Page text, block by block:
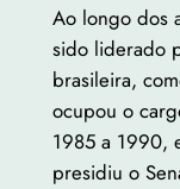
Ao longo dos
sido liderado
brasileira,
ocupou o
1985 a 1990,
presidiu o